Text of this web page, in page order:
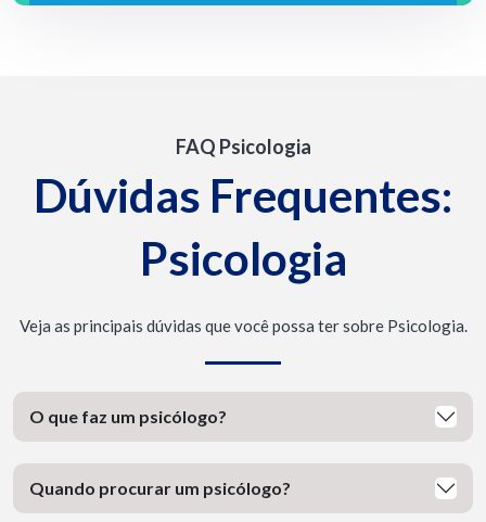
FAQ Psicologia
Dúvidas Frequentes:
Psicologia
Veja as principais dúvidas que você possa ter sobre Psicologia.
O que faz um psicólogo?
Quando procurar um psicólogo?